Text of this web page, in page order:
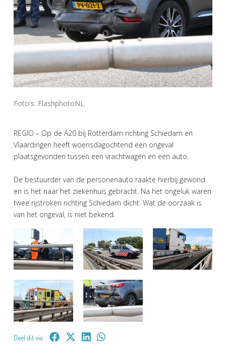
Foto's: FlashphotoNL
REGIO – Op de A20 bij Rotterdam richting Schiedam en
Vlaardingen heeft woensdagochtend een ongeval
plaatsgevonden tussen een vrachtwagen en een auto.
De bestuurder van de personenauto raakte hierbij gewond
en is het naar het ziekenhuis gebracht. Na het ongeluk waren
twee rijstroken richting Schiedam dicht. Wat de oorzaak is
van het ongeval, is niet bekend.
Deel dit via: